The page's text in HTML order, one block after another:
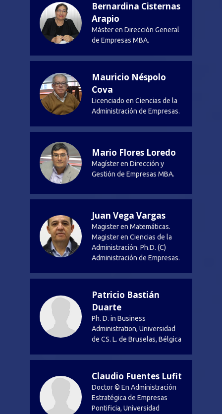
Bernardina Cisternas
Arapio
Máster en Dirección General
de Empresas MBA.
Mauricio Néspolo
Cova
Licenciado en Ciencias de la
Administración de Empresas.
Mario Flores Loredo
Magíster en Dirección y
Gestión de Empresas MBA.
Juan Vega Vargas
Magister en Matemáticas.
Magister en Ciencias de la
Administración. Ph.D. (C)
Administración de Empresas.
Patricio Bastián
Duarte
Ph. D. in Business
Administration, Universidad
de CS. L. de Bruselas, Bélgica
Claudio Fuentes Lufit
Doctor © En Administración
Estratégica de Empresas
Pontificia, Universidad